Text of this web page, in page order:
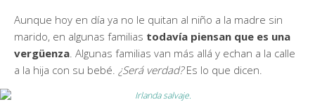
Aunque hoy en día ya no le quitan al niño a la madre sin
marido, en algunas familias todavía piensan que es una
vergüenza . Algunas familias van más allá y echan a la calle
a la hija con su bebé. ¿Será verdad?Es lo que dicen.